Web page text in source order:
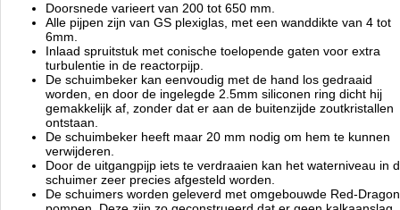
Wattage - actief vermogen: P = 58 Watt / h.
Bedrijfsspanning: 230 Volt 50 Hz.
Beschermingsklasse: IP 68
Gewicht skimmer: 21 kg inclusief pomp.
Afmeting skimmer: 325 mm breed / 505 mm lengte / ~ 770 mm
hoogte
Bij reparaties aan pompen wordt altijd Euro 35,00 onderzoekskosten in
rekening gebracht door Royal Exclusive die bij opdracht tot reparatie in
mindering gebracht worden op de rekening!
Royal Exclusiv
Manufactured by:Royal Exclusiv
Doorsnede varieert van 200 tot 650 mm.
Alle pijpen zijn van GS plexiglas, met een wanddikte van 4 tot
6mm.
Inlaad spruitstuk met conische toelopende gaten voor extra
turbulentie in de reactorpijp.
De schuimbeker kan eenvoudig met de hand los gedraaid
worden, en door de ingelegde 2.5mm siliconen ring dicht hij
gemakkelijk af, zonder dat er aan de buitenzijde zoutkristallen
ontstaan.
De schuimbeker heeft maar 20 mm nodig om hem te kunnen
verwijderen.
Door de uitgangpijp iets te verdraaien kan het waterniveau in
schuimer zeer precies afgesteld worden.
De schuimers worden geleverd met omgebouwde Red-Dragon